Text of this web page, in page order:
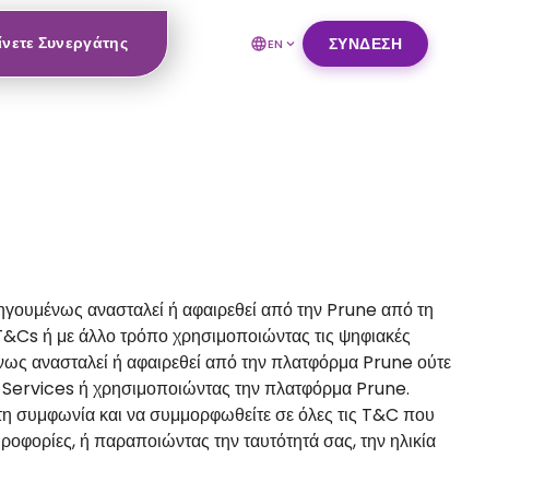
Συνεργάτης EN ΣΎΝΔΕΣΗ
ανασταλεί ή αφαιρεθεί από την Prune από τη
ή με άλλο τρόπο χρησιμοποιώντας τις ψηφιακές
ανασταλεί ή αφαιρεθεί από την πλατφόρμα Prune ούτε
ή χρησιμοποιώντας την πλατφόρμα Prune.
τη συμφωνία και να συμμορφωθείτε σε όλες τις T&C που
ή παραποιώντας την ταυτότητά σας, την ηλικία